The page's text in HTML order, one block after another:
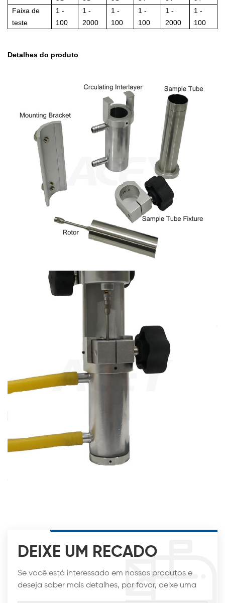
Faixa de
teste
1 -
100
1 -
2000
1 -
100
1 -
100
1 -
2000
1 -
100
Detalhes do produto
DEIXE UM RECADO
Se você está interessado em nossos produtos e
deseja saber mais detalhes, por favor, deixe uma